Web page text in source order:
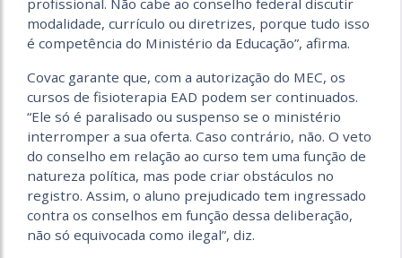
modalidade, currículo ou diretrizes, porque tudo isso
é competência do Ministério da Educação”, afirma.
Covac garante que, com a autorização do MEC, os
cursos de fisioterapia EAD podem ser continuados.
“Ele só é paralisado ou suspenso se o ministério
interromper a sua oferta. Caso contrário, não. O veto
do conselho em relação ao curso tem uma função de
natureza política, mas pode criar obstáculos no
registro. Assim, o aluno prejudicado tem ingressado
contra os conselhos em função dessa deliberação,
não só equivocada como ilegal”, diz.